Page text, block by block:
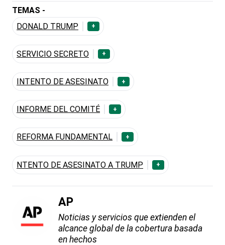
TEMAS -
DONALD TRUMP
+
SERVICIO SECRETO +
INTENTO DE ASESINATO +
INFORME DEL COMITÉ +
REFORMA FUNDAMENTAL +
NTENTO DE ASESINATO A TRUMP +
AP
Noticias y servicios que extienden el
alcance global de la cobertura basada
en hechos